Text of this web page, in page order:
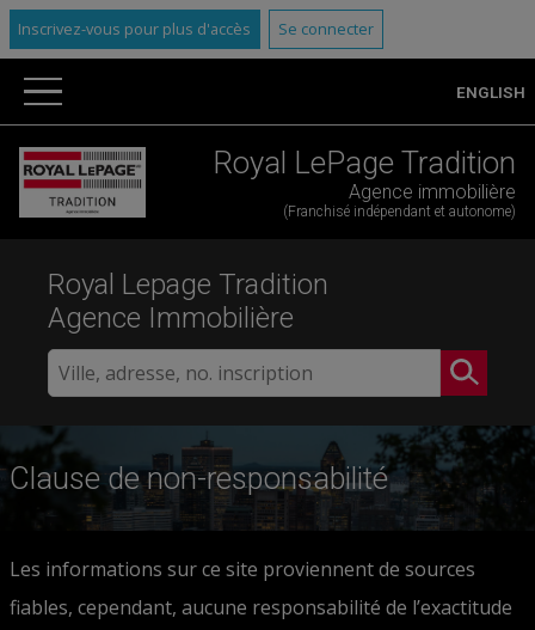
Inscrivez-vous pour plus d'accès Se connecter
ENGLISH
Royal LePage Tradition
Agence immobilière
(Franchisé indépendant et autonome)
Royal Lepage Tradition
Agence Immobilière
Clause de non-responsabilité
Les informations sur ce site proviennent de sources
fiables, cependant, aucune responsabilité de l’exactitude